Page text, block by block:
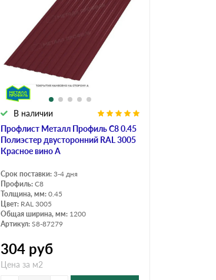
Профлист Металл Профиль C8 0.45
Полиэстер двусторонний RAL 3005
Красное вино A
В наличии
Срок поставки: 3-4 дня
Профиль: C8
Толщина, мм: 0.45
Цвет: RAL 3005
Общая ширина, мм: 1200
Артикул: S8-87279
304 руб
Цена за м2